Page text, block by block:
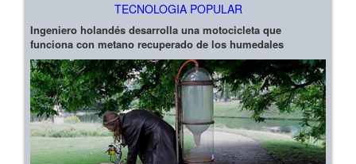
TECNOLOGIA POPULAR
Ingeniero holandés desarrolla una motocicleta que
funciona con metano recuperado de los humedales